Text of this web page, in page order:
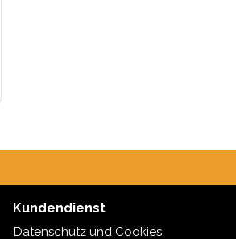
Kundendienst
Datenschutz und Cookies